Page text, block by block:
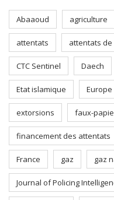
Abaaoud agriculture
attentats attentats de
CTC Sentinel Daech
Etat islamique Europe
extorsions faux-
financement des attentats
France gaz gaz
Journal of Policing